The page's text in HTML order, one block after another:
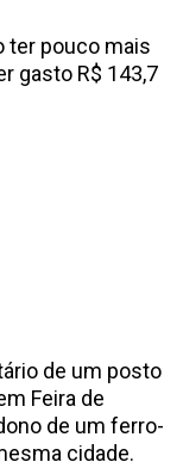
ter pouco mais
gasto R$ 143,7
de um posto
Feira de
de um ferro-
cidade.